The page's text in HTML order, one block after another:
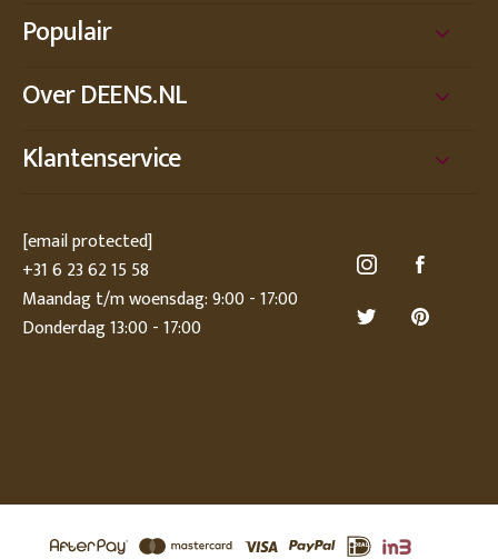
Populair
Over DEENS.NL
Klantenservice
[email protected]
+31 6 23 62 15 58
Maandag t/m woensdag: 9:00 - 17:00
Donderdag 13:00 - 17:00